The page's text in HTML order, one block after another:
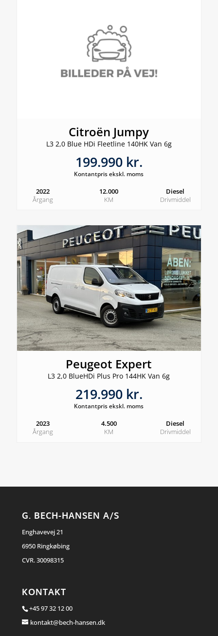
Citroën Jumpy
L3 2,0 Blue HDi Fleetline 140HK Van 6g
199.990 kr.
Kontantpris ekskl. moms
2022
Årgang
12.000
KM
Diesel
Drivmiddel
Peugeot Expert
L3 2,0 BlueHDi Plus Pro 144HK Van 6g
219.990 kr.
Kontantpris ekskl. moms
2023
Årgang
4.500
KM
Diesel
Drivmiddel
G. BECH-HANSEN A/S
Enghavevej 21
6950 Ringkøbing
CVR. 30098315
KONTAKT
+45 97 32 12 00
kontakt@bech-hansen.dk